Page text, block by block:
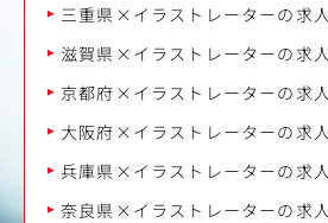
三重県×イラストレーターの求人
滋賀県×イラストレーターの求人
京都府×イラストレーターの求人
大阪府×イラストレーターの求人
兵庫県×イラストレーターの求人
奈良県×イラストレーターの求人